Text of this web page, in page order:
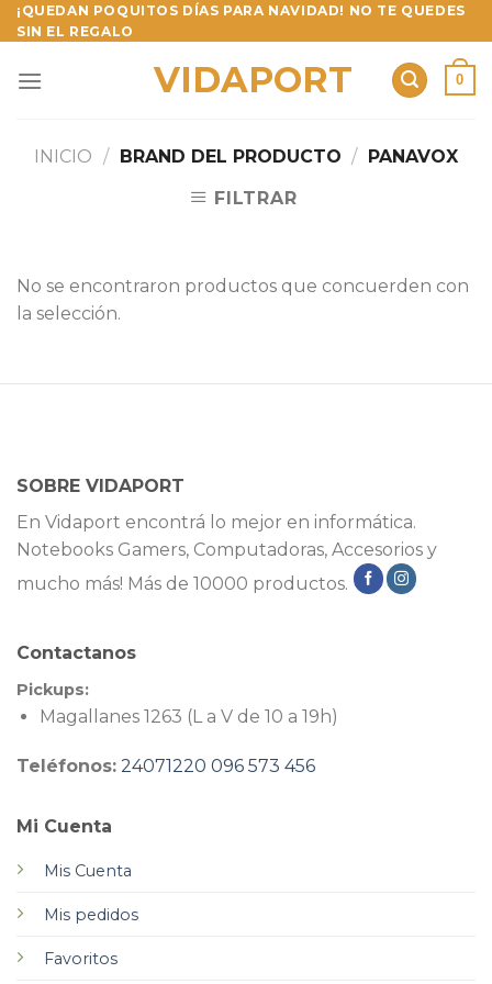
Skip
to
¡QUEDAN POQUITOS DÍAS PARA NAVIDAD! NO TE QUEDES
SIN EL REGALO
VIDAPORT 0
INICIO / BRAND DEL PRODUCTO / PANAVOX
FILTRAR
No se encontraron productos que concuerden con
la selección.
SOBRE VIDAPORT
En Vidaport encontrá lo mejor en informática.
Notebooks Gamers, Computadoras, Accesorios y
mucho más! Más de 10000 productos.
Mi Cuenta
Mis Cuenta
Mis pedidos
Favoritos
Contactanos
Pickups:
Magallanes 1263 (L a V de 10 a 19h)
Teléfonos: 24071220 096 573 456